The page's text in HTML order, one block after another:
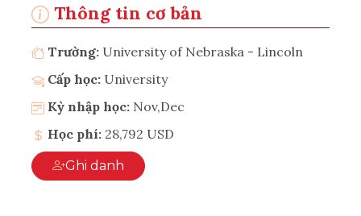
Thông tin cơ bản
Trường: University of Nebraska - Lincoln
Cấp học: University
Kỳ nhập học: Nov,Dec
Học phí: 28,792 USD
Ghi danh